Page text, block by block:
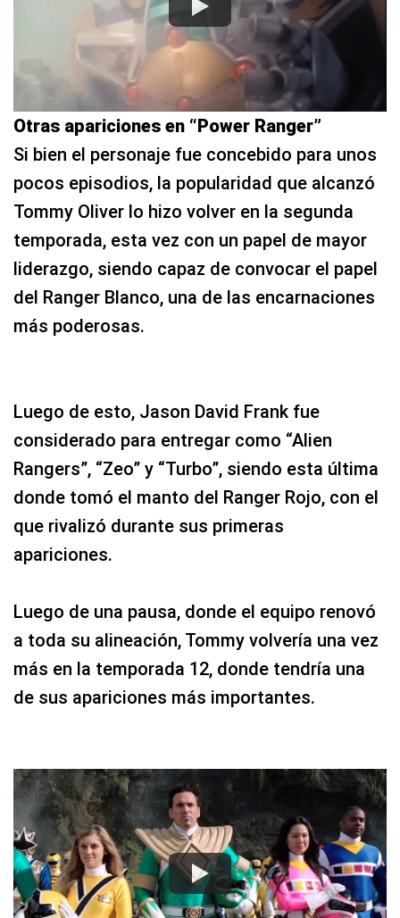
Otras apariciones en “Power Ranger”
Si bien el personaje fue concebido para unos
pocos episodios, la popularidad que alcanzó
Tommy Oliver lo hizo volver en la segunda
temporada, esta vez con un papel de mayor
liderazgo, siendo capaz de convocar el papel
del Ranger Blanco, una de las encarnaciones
más poderosas.
Luego de esto, Jason David Frank fue
considerado para entregar como “Alien
Rangers”, “Zeo” y “Turbo”, siendo esta última
donde tomó el manto del Ranger Rojo, con el
que rivalizó durante sus primeras
apariciones.
Luego de una pausa, donde el equipo renovó
a toda su alineación, Tommy volvería una vez
más en la temporada 12, donde tendría una
de sus apariciones más importantes.